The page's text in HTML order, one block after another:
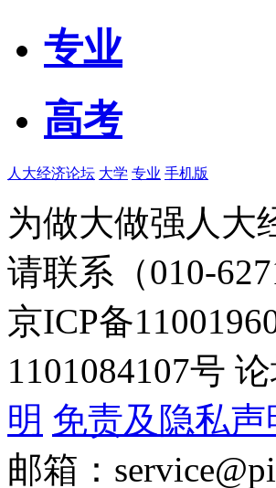
专业
高考
人大经济论坛 大学 专业 手机版
为做大做强人大
请联系（010-
京ICP备
1101084107号
明 免责及隐私声
邮箱：